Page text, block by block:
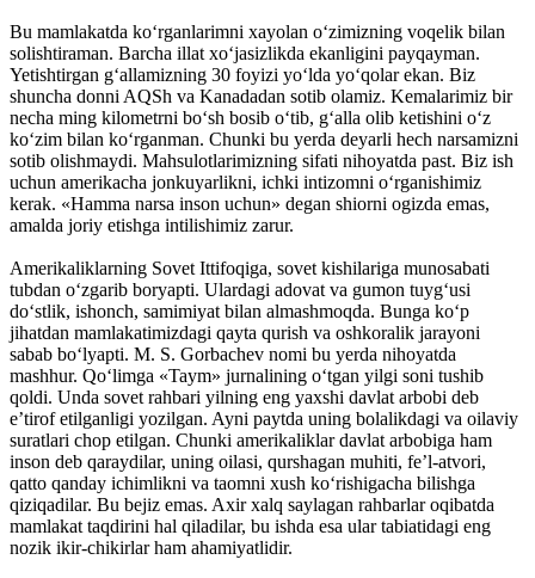
Bu mamlakatda ko‘rganlarimni xayolan o‘zimizning voqelik bilan
solishtiraman. Barcha illat xo‘jasizlikda ekanligini payqayman.
Yetishtirgan g‘allamizning 30 foyizi yo‘lda yo‘qolar ekan. Biz
shuncha donni AQSh va Kanadadan sotib olamiz. Kemalarimiz bir
necha ming kilometrni bo‘sh bosib o‘tib, g‘alla olib ketishini o‘z
ko‘zim bilan ko‘rganman. Chunki bu yerda deyarli hech narsamizni
sotib olishmaydi. Mahsulotlarimizning sifati nihoyatda past. Biz ish
uchun amerikacha jonkuyarlikni, ichki intizomni o‘rganishimiz
kerak. «Hamma narsa inson uchun» degan shiorni ogizda emas,
amalda joriy etishga intilishimiz zarur.
Amerikaliklarning Sovet Ittifoqiga, sovet kishilariga munosabati
tubdan o‘zgarib boryapti. Ulardagi adovat va gumon tuyg‘usi
do‘stlik, ishonch, samimiyat bilan almashmoqda. Bunga ko‘p
jihatdan mamlakatimizdagi qayta qurish va oshkoralik jarayoni
sabab bo‘lyapti. M. S. Gorbachev nomi bu yerda nihoyatda
mashhur. Qo‘limga «Taym» jurnalining o‘tgan yilgi soni tushib
qoldi. Unda sovet rahbari yilning eng yaxshi davlat arbobi deb
e’tirof etilganligi yozilgan. Ayni paytda uning bolalikdagi va oilaviy
suratlari chop etilgan. Chunki amerikaliklar davlat arbobiga ham
inson deb qaraydilar, uning oilasi, qurshagan muhiti, fe’l-atvori,
qatto qanday ichimlikni va taomni xush ko‘rishigacha bilishga
qiziqadilar. Bu bejiz emas. Axir xalq saylagan rahbarlar oqibatda
mamlakat taqdirini hal qiladilar, bu ishda esa ular tabiatidagi eng
nozik ikir-chikirlar ham ahamiyatlidir.